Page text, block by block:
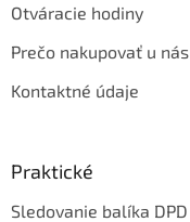
Otváracie hodiny
Prečo nakupovať u nás
Kontaktné údaje
Praktické
Sledovanie balíka DPD